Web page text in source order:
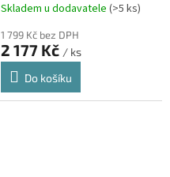
panoramatická / bílá
Skladem u dodavatele (>5 ks)
1 799 Kč bez DPH
2 177 Kč / ks
Do košíku